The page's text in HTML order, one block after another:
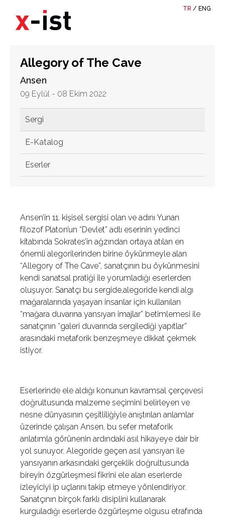
TR / ENG
Allegory of The Cave
Ansen
09 Eylül - 08 Ekim 2022
Sergi
E-Katalog
Eserler
Ansen’in 11. kişisel sergisi olan ve adını Yunan
filozof Platon’un “Devlet” adlı eserinin yedinci
kitabında Sokrates’in ağzından ortaya atılan en
önemli alegorilerinden birine öykünmeyle alan
“Allegory of The Cave”, sanatçının bu öykünmesini
kendi sanatsal pratiği ile yorumladığı eserlerden
oluşuyor. Sanatçı bu sergide,alegoride kendi algı
mağaralarında yaşayan insanlar için kullanılan
“mağara duvarına yansıyan imajlar” betimlemesi ile
sanatçının “galeri duvarında sergilediği yapıtlar”
arasındaki metaforik benzeşmeye dikkat çekmek
istiyor.
Eserlerinde ele aldığı konunun kavramsal çerçevesi
doğrultusunda malzeme seçimini belirleyen ve
nesne dünyasının çeşitliliğiyle anıştırılan anlamlar
üzerinde çalışan Ansen, bu sefer metaforik
anlatımla görünenin ardındaki asıl hikayeye dair bir
yol sunuyor. Alegoride geçen asıl yansıyan ile
yansıyanın arkasındaki gerçeklik doğrultusunda
bireyin özgürleşmesi fikrini ele alan eserlerde
izleyiciyi ip uçlarını takip etmeye yönlendiriyor.
Sanatçının birçok farklı disiplini kullanarak
kurguladığı eserlerde özgürleşme olgusu etrafında